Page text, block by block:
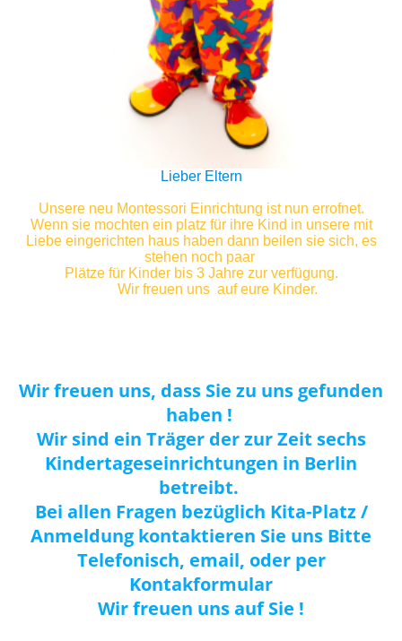
Lieber Eltern
Unsere neu Montessori Einrichtung ist nun errofnet.
Wenn sie mochten ein platz für ihre Kind in unsere mit
Liebe eingerichten haus haben dann beilen sie sich, es
stehen noch paar
Plätze für Kinder bis 3 Jahre zur verfügung.
Wir freuen uns auf eure Kinder.
Wir freuen uns, dass Sie zu uns gefunden
haben !
Wir sind ein Träger der zur Zeit sechs
Kindertageseinrichtungen in Berlin
betreibt.
Bei allen Fragen bezüglich Kita-Platz /
Anmeldung kontaktieren Sie uns Bitte
Telefonisch, email, oder per
Kontakformular
Wir freuen uns auf Sie !